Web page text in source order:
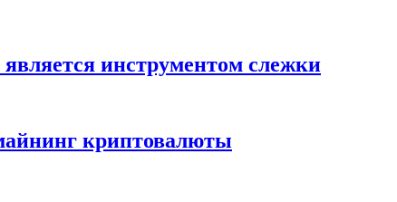
инструментом слежки
криптовалюты